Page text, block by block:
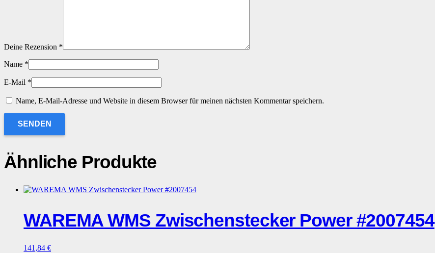
Deine Rezension *
Name *
E-Mail *
Name, E-Mail-Adresse und Website in diesem Browser für meinen nächsten Kommentar speichern.
Ähnliche Produkte
WAREMA WMS Zwischenstecker Power #2007454
141,84 €